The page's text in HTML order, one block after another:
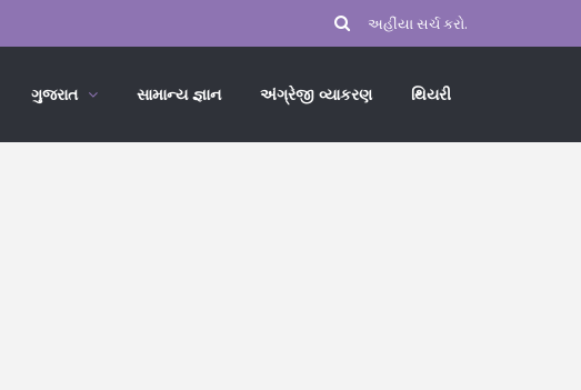
ગુજરાત સામાન્ય જ્ઞાન અંગ્રેજી વ્યાકરણ થિયરી